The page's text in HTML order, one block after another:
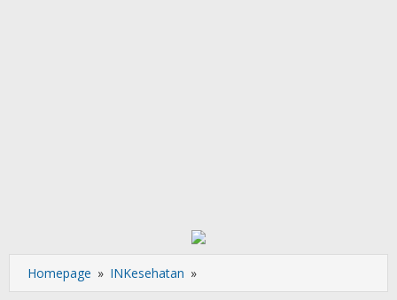
Homepage » INKesehatan »
Rafiq